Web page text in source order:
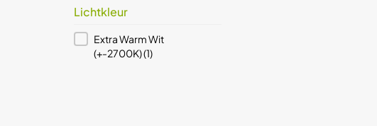
Lichtkleur
Lichtkleur
Extra Warm Wit
(+-2700K)(1)